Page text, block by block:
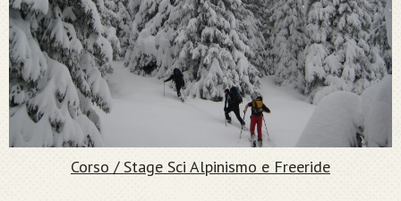
Corso / Stage Sci Alpinismo e Freeride